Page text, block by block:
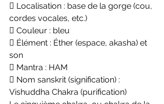
 Localisation : base de la gorge (cou,
cordes vocales, etc.)
 Couleur : bleu
 Élément : Éther (espace, akasha) et
son
 Mantra : HAM
 Nom sanskrit (signification) :
Vishuddha Chakra (purification)